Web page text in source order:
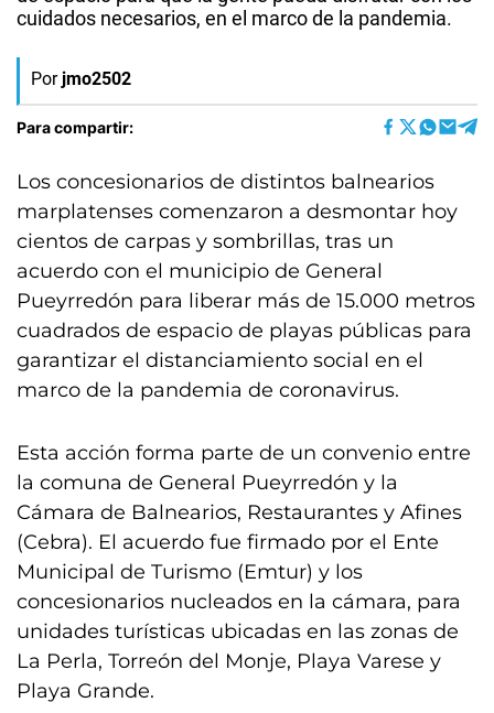
cuidados necesarios, en el marco de la pandemia.
Por jmo2502
Para compartir:
Los concesionarios de distintos balnearios
marplatenses comenzaron a desmontar hoy
cientos de carpas y sombrillas, tras un
acuerdo con el municipio de General
Pueyrredón para liberar más de 15.000 metros
cuadrados de espacio de playas públicas para
garantizar el distanciamiento social en el
marco de la pandemia de coronavirus.
Esta acción forma parte de un convenio entre
la comuna de General Pueyrredón y la
Cámara de Balnearios, Restaurantes y Afines
(Cebra). El acuerdo fue firmado por el Ente
Municipal de Turismo (Emtur) y los
concesionarios nucleados en la cámara, para
unidades turísticas ubicadas en las zonas de
La Perla, Torreón del Monje, Playa Varese y
Playa Grande.